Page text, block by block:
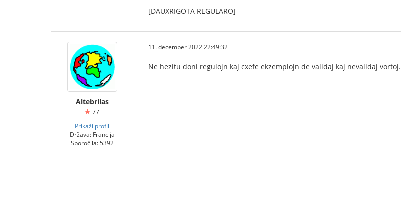
[DAUXRIGOTA REGULARO]
Altebrilas
77
Prikaži profil
Država: Francija
Sporočila: 5392
11. december 2022 22:49:32
Ne hezitu doni regulojn kaj cxefe ekzemplojn de validaj kaj nevalidaj vortoj.